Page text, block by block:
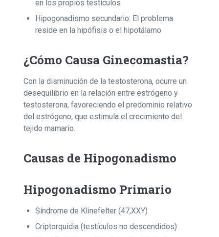
en los propios testículos
Hipogonadismo secundario: El problema
reside en la hipófisis o el hipotálamo
¿Cómo Causa Ginecomastia?
Con la disminución de la testosterona, ocurre un
desequilibrio en la relación entre estrógeno y
testosterona, favoreciendo el predominio relativo
del estrógeno, que estimula el crecimiento del
tejido mamario.
Causas de Hipogonadismo
Hipogonadismo Primario
Síndrome de Klinefelter (47,XXY)
Criptorquidia (testículos no descendidos)